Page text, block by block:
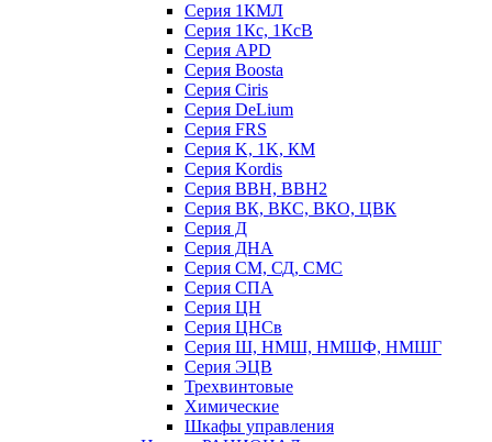
Серия 1КМЛ
Серия 1Кс, 1КсВ
Серия APD
Серия Boosta
Серия Ciris
Серия DeLium
Серия FRS
Серия K, 1K, КМ
Серия Kordis
Серия ВВН, ВВН2
Серия ВК, ВКС, ВКО, ЦВК
Серия Д
Серия ДНА
Серия СМ, СД, СМС
Серия СПА
Серия ЦН
Серия ЦНСв
Серия Ш, НМШ, НМШФ, НМШГ
Серия ЭЦВ
Трехвинтовые
Химические
Шкафы управления